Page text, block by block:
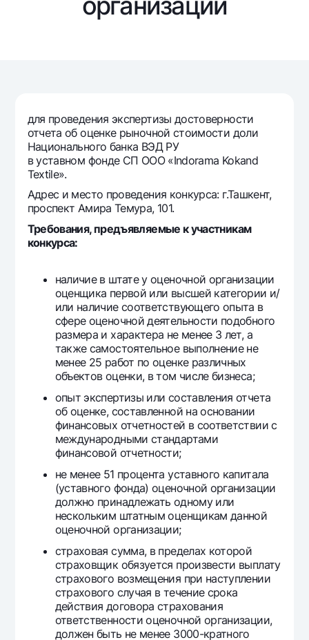
До востребования USD
UzCard/HUMO
Garmin pay
Мобильное приложение Milliy
Часто задаваемые вопросы
Ищите по сайту
Часто задаваемые вопросы
Пресс-центр
Офисы и банкоматы
Согласие на обработку персональных данных
Следите за нами в соцсетях
Контакт-центр
+998 78 148-00-101344
для проведения экспертизы достоверности
отчета об оценке рыночной стоимости доли
Национального банка ВЭД РУ
в уставном фонде СП ООО «Indorama Kokand
Textile».
Адрес и место проведения конкурса: г.Ташкент,
проспект Амира Темура, 101.
Требования, предъявляемые к участникам
конкурса:
наличие в штате у оценочной организации
оценщика первой или высшей категории и/
или наличие соответствующего опыта в
сфере оценочной деятельности подобного
размера и характера не менее 3 лет, а
также самостоятельное выполнение не
менее 25 работ по оценке различных
объектов оценки, в том числе бизнеса;
опыт экспертизы или составления отчета
об оценке, составленной на основании
финансовых отчетностей в соответствии с
международными стандартами
финансовой отчетности;
не менее 51 процента уставного капитала
(уставного фонда) оценочной организации
должно принадлежать одному или
нескольким штатным оценщикам данной
оценочной организации;
страховая сумма, в пределах которой
страховщик обязуется произвести выплату
страхового возмещения при наступлении
страхового случая в течение срока
действия договора страхования
ответственности оценочной организации,
должен быть не менее 3000-кратного